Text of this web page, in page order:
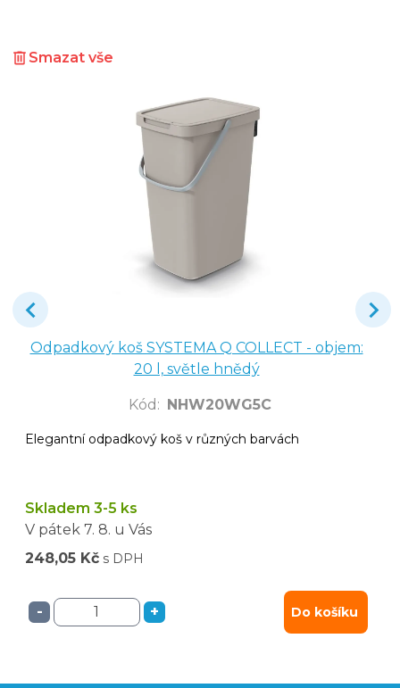
Smazat vše
Odpadkový koš SYSTEMA Q COLLECT - objem:
20 l, světle hnědý
Kód : NHW20WG5C
Elegantní odpadkový koš v různých barvách
Skladem 3-5 ks
V pátek 7. 8. u Vás
248,05 Kč s DPH
- + Do košíku